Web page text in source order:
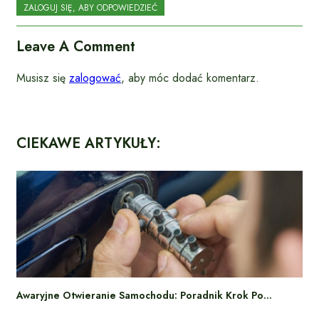
ZALOGUJ SIĘ, ABY ODPOWIEDZIEĆ
Leave A Comment
Musisz się zalogować, aby móc dodać komentarz.
CIEKAWE ARTYKUŁY:
Awaryjne Otwieranie Samochodu: Poradnik Krok Po…